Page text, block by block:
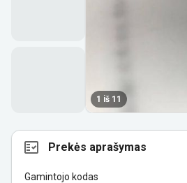
1 iš 11
Prekės aprašymas
Gamintojo kodas